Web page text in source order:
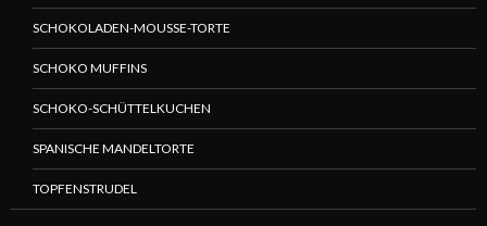
SCHOKOLADEN-MOUSSE-TORTE
SCHOKO MUFFINS
SCHOKO-SCHÜTTELKUCHEN
SPANISCHE MANDELTORTE
TOPFENSTRUDEL